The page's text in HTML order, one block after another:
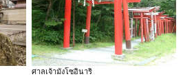
ศาลเจ้ามังโซอินาริ